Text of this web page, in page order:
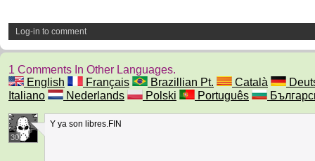
Log-in to comment
1 Comments In Other Languages.
English
Français Brazillian Pt. Català
Italiano
Nederlands Polski Português
30
Y ya son libres.FIN